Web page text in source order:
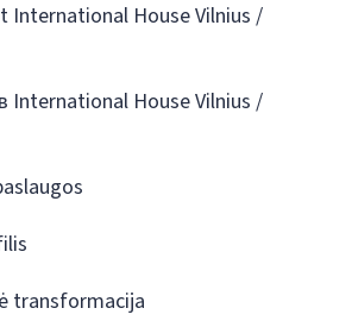
International House Vilnius /
International House Vilnius /
transformacija